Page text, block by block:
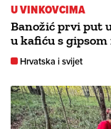
U VINKOVCIMA
Banožić prvi put
u kafiću s
Hrvatska i svijet